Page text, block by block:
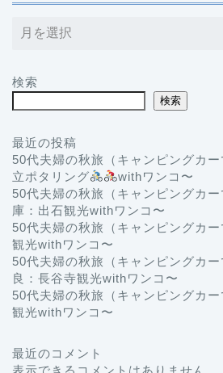
検索
検索
最近の投稿
50代夫婦の秋旅（キャンピングカ
立ポタリング
withワンコ〜
50代夫婦の秋旅（キャンピングカ
庫：出石観光withワンコ〜
50代夫婦の秋旅（キャンピングカ
観光withワンコ〜
50代夫婦の秋旅（キャンピングカ
良：長谷寺観光withワンコ〜
50代夫婦の秋旅（キャンピングカ
観光withワンコ〜
最近のコメント
表示できるコメントはありません。